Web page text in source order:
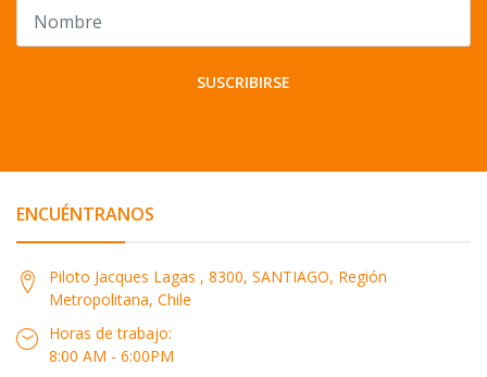
SUSCRIBIRSE
ENCUÉNTRANOS
Piloto Jacques Lagas , 8300, SANTIAGO, Región
Metropolitana, Chile
Horas de trabajo:
8:00 AM - 6:00PM